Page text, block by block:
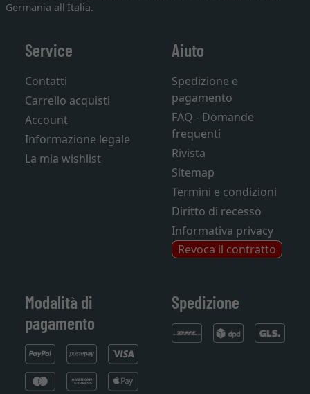
Germania all'Italia.
Service
Contatti
Carrello acquisti
Account
Informazione legale
La mia wishlist
Aiuto
Spedizione e
pagamento
FAQ - Domande
frequenti
Rivista
Sitemap
Termini e condizioni
Diritto di recesso
Informativa privacy
Revoca il contratto
Modalità di
pagamento
Spedizione